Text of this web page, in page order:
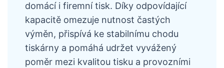
domácí i firemní tisk. Díky odpovídající
kapacitě omezuje nutnost častých
výměn, přispívá ke stabilnímu chodu
tiskárny a pomáhá udržet vyvážený
poměr mezi kvalitou tisku a provozními